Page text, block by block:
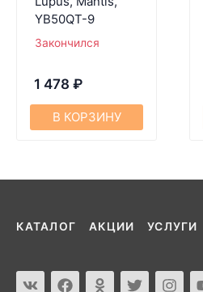
YB50QT-9
Закончился
1 478 ₽
В КОРЗИНУ
КАТАЛОГ АКЦИИ УСЛУГИ